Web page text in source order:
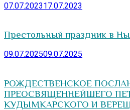
07.07.202317.07.2023
Престольный праздник в
09.07.202509.07.2025
РОЖДЕСТВЕНСКОЕ
ПРЕОСВЯЩЕННЕЙШЕГО
КУДЫМКАРСКОГО И